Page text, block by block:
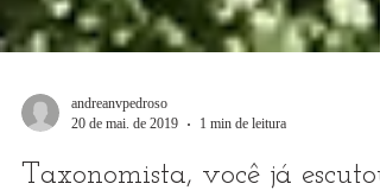
andreanvpedroso